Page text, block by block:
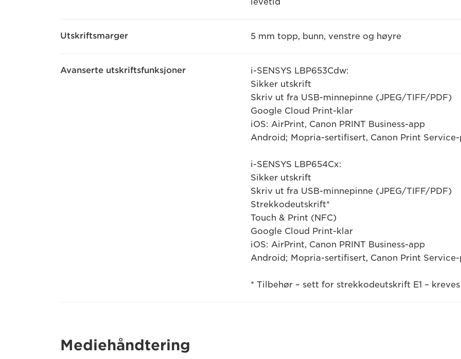
Utskriftsmarger 5 mm topp, bunn, venstre og høyre
Avanserte utskriftsfunksjoner
i-SENSYS LBP653Cdw:
Sikker utskrift
Skriv ut fra USB-minnepinne (JPEG/TIFF/PDF)
Google Cloud Print-klar
iOS: AirPrint, Canon PRINT Business-app
Android; Mopria-sertifisert, Canon Print Service-
i-SENSYS LBP654Cx:
Sikker utskrift
Skriv ut fra USB-minnepinne (JPEG/TIFF/PDF)
Strekkodeutskrift*
Touch & Print (NFC)
Google Cloud Print-klar
iOS: AirPrint, Canon PRINT Business-app
Android; Mopria-sertifisert, Canon Print Service-
* Tilbehør – sett for strekkodeutskrift E1 – kreves
Mediehåndtering